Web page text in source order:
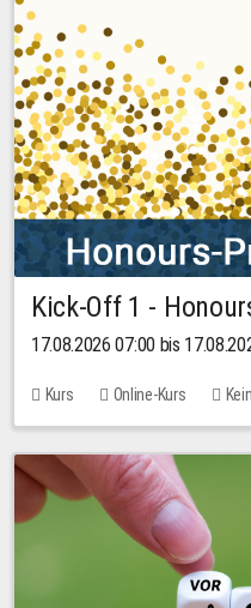
Kick-Off 1 -
17.08.2026 07:00 bis
Kurs Online-Kurs